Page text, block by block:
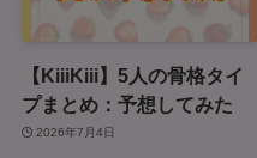
【KiiiKiii】5人の骨格タイ
プまとめ：予想してみた
2026年7月4日